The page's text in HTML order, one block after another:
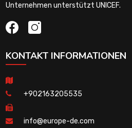
Unternehmen unterstützt UNICEF.
KONTAKT INFORMATIONEN
+902163205535
info@europe-de.com